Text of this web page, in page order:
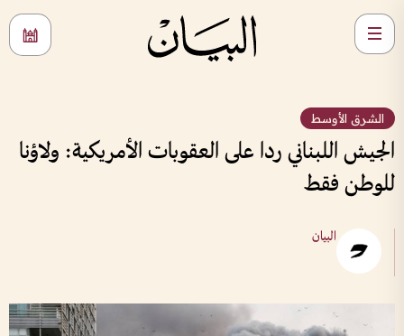
الشرق الأوسط
الجيش اللبناني ردا على العقوبات الأمريكية: ولاؤنا
للوطن فقط
البيان